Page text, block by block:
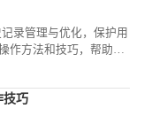
录管理与优化，保护用
作方法和技巧，帮助用
技巧